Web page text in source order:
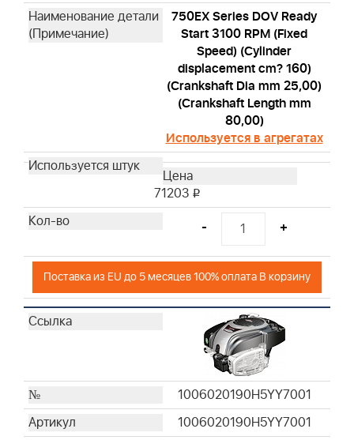
750EX Series DOV Ready
Start 3100 RPM (Fixed
Speed) (Cylinder
displacement cm? 160)
(Crankshaft Dia mm 25,00)
(Crankshaft Length mm
80,00)
Используется в агрегатах
71203 i
- +
Поставка из EU до 5 месяцев 100% оплата В корзину
1006020190H5YY7001
1006020190H5YY7001